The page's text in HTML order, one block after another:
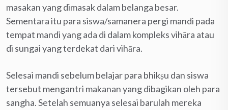
masakan yang dimasak dalam belanga besar.
Sementara itu para siswa/samanera pergi mandi pada
tempat mandi yang ada di dalam kompleks vihāra atau
di sungai yang terdekat dari vihāra.
Selesai mandi sebelum belajar para bhikṣu dan siswa
tersebut mengantri makanan yang dibagikan oleh para
sangha. Setelah semuanya selesai barulah mereka